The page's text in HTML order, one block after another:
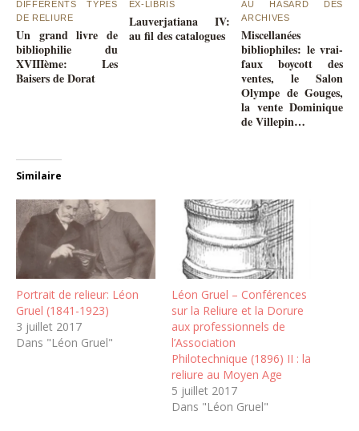
DIFFÉRENTS TYPES
DE RELIURE
Un grand livre de
bibliophilie du
XVIIIème: Les
Baisers de Dorat
EX-LIBRIS
Lauverjatiana IV:
au fil des catalogues
AU HASARD DES
ARCHIVES
Miscellanées
bibliophiles: le vrai-
faux boycott des
ventes, le Salon
Olympe de Gouges,
la vente Dominique
de Villepin…
Similaire
Portrait de relieur: Léon
Gruel (1841-1923)
3 juillet 2017
Dans "Léon Gruel"
Léon Gruel – Conférences
sur la Reliure et la Dorure
aux professionnels de
l’Association
Philotechnique (1896) II : la
reliure au Moyen Age
5 juillet 2017
Dans "Léon Gruel"